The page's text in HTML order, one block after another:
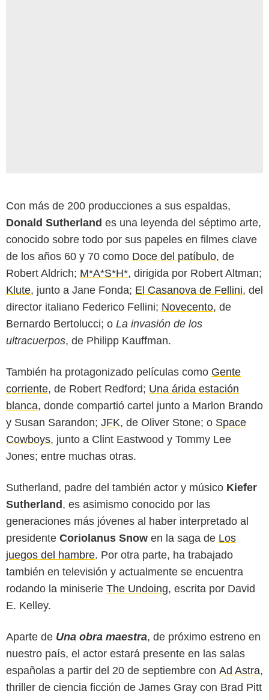
Con más de 200 producciones a sus espaldas,
Donald Sutherland es una leyenda del séptimo arte,
conocido sobre todo por sus papeles en filmes clave
de los años 60 y 70 como Doce del patíbulo, de
Robert Aldrich; M*A*S*H*, dirigida por Robert Altman;
Klute, junto a Jane Fonda; El Casanova de Fellini, del
director italiano Federico Fellini; Novecento, de
Bernardo Bertolucci; o La invasión de los
ultracuerpos, de Philipp Kauffman.
También ha protagonizado películas como Gente
corriente, de Robert Redford; Una árida estación
blanca, donde compartió cartel junto a Marlon Brando
y Susan Sarandon; JFK, de Oliver Stone; o Space
Cowboys, junto a Clint Eastwood y Tommy Lee
Jones; entre muchas otras.
Sutherland, padre del también actor y músico Kiefer
Sutherland , es asimismo conocido por las
generaciones más jóvenes al haber interpretado al
presidente Coriolanus Snow en la saga de Los
juegos del hambre. Por otra parte, ha trabajado
también en televisión y actualmente se encuentra
rodando la miniserie The Undoing, escrita por David
E. Kelley.
Aparte de Una obra maestra, de próximo estreno en
nuestro país, el actor estará presente en las salas
españolas a partir del 20 de septiembre con Ad Astra,
thriller de ciencia ficción de James Gray con Brad Pitt